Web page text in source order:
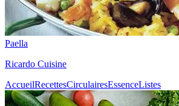
Paella
Ricardo Cuisine
AccueilRecettesCirculairesEssenceListes